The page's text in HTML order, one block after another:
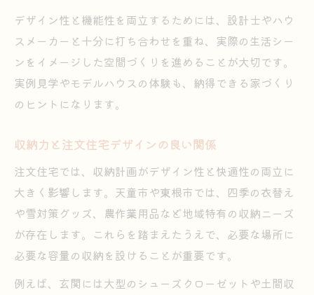
デザイン性と機能性を両立するためには、設計士やハウ
スメーカーと十分に打ち合わせを重ね、実際の生活シー
ンをイメージした空間づくりを進めることが大切です。
実例見学やモデルハウスの体験も、納得できる家づくり
のヒントになります。
収納力と注文住宅デザインの良い関係
注文住宅では、収納計画がデザイン性と快適性の両立に
大きく影響します。天童市や東根市では、四季の衣替え
や雪対策グッズ、農作業用品など地域特有の収納ニーズ
が存在します。これらを踏まえたうえで、必要な場所に
必要な容量の収納を設けることが重要です。
例えば、玄関には大型のシューズクローゼットや土間収